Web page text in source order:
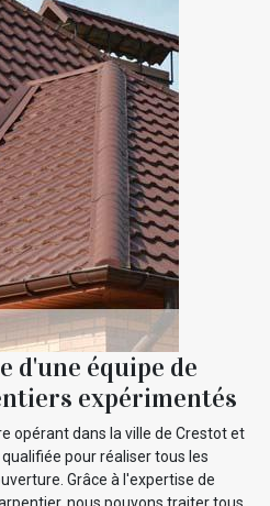
d'une équipe de
expérimentés
opérant dans la ville de Crestot et
pour réaliser tous les
Grâce à l'expertise de